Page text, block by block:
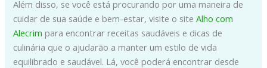
Além disso, se você está procurando por uma maneira de
cuidar de sua saúde e bem-estar, visite o siteAlho com
Alecrim para encontrar receitas saudáveis e dicas de
culinária que o ajudarão a manter um estilo de vida
equilibrado e saudável. Lá, você poderá encontrar desde